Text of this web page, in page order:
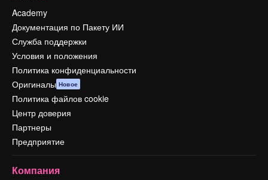
Academy
Документация по Пакету ИИ
Служба поддержки
Условия и положения
Политика конфиденциальности
Оригиналы Новое
Политика файлов cookie
Центр доверия
Партнеры
Предприятие
Компания